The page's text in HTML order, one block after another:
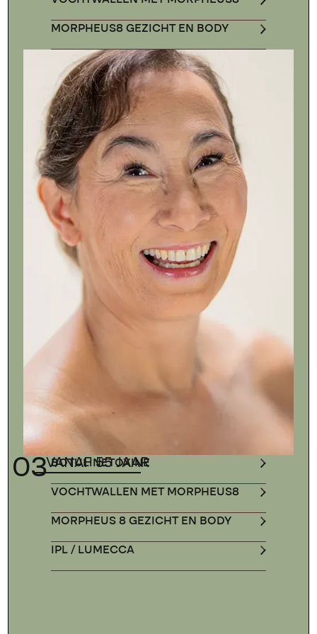
MORPHEUS8 GEZICHT EN BODY
03VANAF 55 JAAR
BOTULINETOXINE
VOCHTWALLEN MET MORPHEUS8
MORPHEUS 8 GEZICHT EN BODY
IPL / LUMECCA